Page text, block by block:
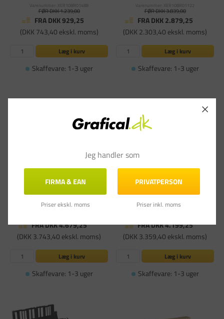
Varenummer: XER108R01488
FØR DKK 1.239,00
FRA DKK 929,25
(DKK 743,40 ekskl. moms)
Læg i kurv
Skaffevare: 1-3 uger
Varenummer: XER108R01122
FØR DKK 3.839,00
FRA DKK 2.879,25
(DKK 2.303,40 ekskl. moms)
Læg i kurv
Skaffevare: 1-3 uger
Xerox VersaLink C7020/C7025/C7030
Fuser 220V 100K
FRA DKK 4.679,25
(DKK 3.743,40 ekskl. moms)
Læg i kurv
Skaffevare: 1-3 uger
Xerox VersaLink B7025/B7030/B7035
Transfer Roller 200K
FRA DKK 4.199,25
(DKK 3.359,40 ekskl. moms)
Læg i kurv
Skaffevare: 1-3 uger
Jeg handler som
FIRMA & EAN
Priser ekskl. moms
PRIVATPERSON
Priser inkl. moms